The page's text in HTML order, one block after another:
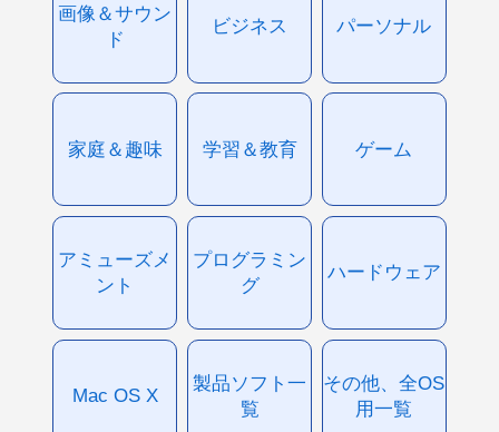
画像＆サウン
ド
ビジネス パーソナル
家庭＆趣味 学習＆教育 ゲーム
アミューズメ
ント
プログラミン
グ
ハードウェア
Mac OS X
製品ソフト一
覧
その他、全OS
用一覧